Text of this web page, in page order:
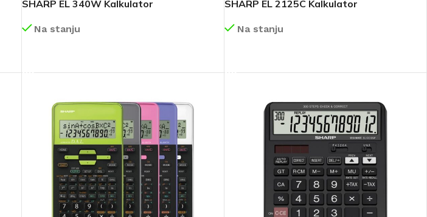
SHARP EL 340W Kalkulator
Na stanju
SHARP EL 2125C Kalkulator
Na stanju